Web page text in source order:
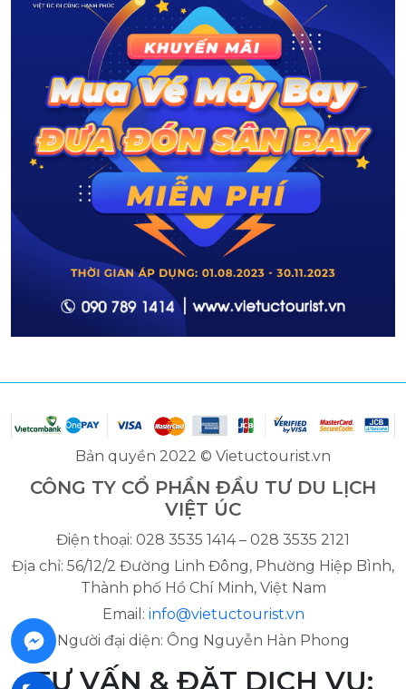
Bản quyền 2022 © Vietuctourist.vn
CÔNG TY CỔ PHẦN ĐẦU TƯ DU LỊCH
VIỆT ÚC
Điện thoại: 028 3535 1414 – 028 3535 2121
Địa chỉ: 56/12/2 Đường Linh Đông, Phường Hiệp Bình,
Thành phố Hồ Chí Minh, Việt Nam
Email: info@vietuctourist.vn
Người đại diện: Ông Nguyễn Hàn Phong
TƯ VẤN & ĐẶT DỊCH VỤ: